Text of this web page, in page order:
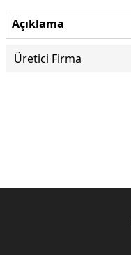
Açıklama
Üretici Firma